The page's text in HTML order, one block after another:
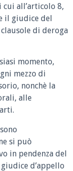
all’articolo 8,
il giudice del
di deroga
momento,
mezzo di
nonchè la
alle
si può
in pendenza del
d’appello